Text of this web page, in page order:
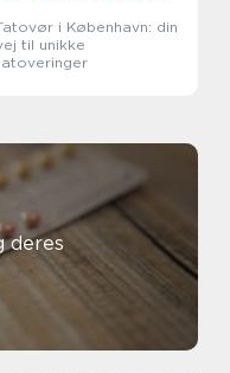
i København: din
til unikke
deres